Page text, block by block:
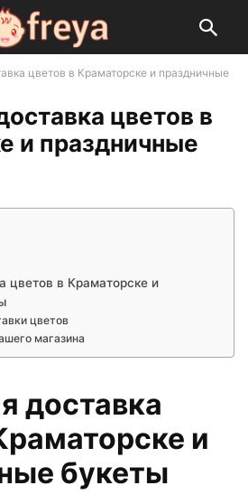
цветов в Краматорске и праздничные
цветов в
и праздничные
цветов в Краматорске и
цветов
магазина
доставка
и
букеты